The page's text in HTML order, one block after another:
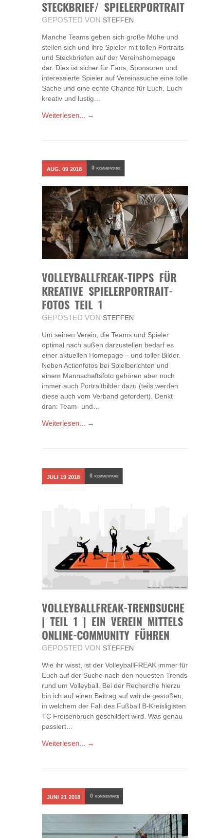
STECKBRIEF/ SPIELERPORTRAIT
GEPOSTED VON STEFFEN
Manche Teams geben sich große Mühe und
stellen sich und ihre Spieler mit tollen Portraits
und Steckbriefen auf der Vereinshomepage
dar. Dies ist sicher für Fans, Sponsoren und
interessierte Spieler auf Vereinssuche eine tolle
Sache und eine echte Chance für Euch, Euch
kreativ und lustig…
Weiterlesen... →
AUG. 09 2018 0 KOMMENTARE
VOLLEYBALLFREAK-TIPPS FÜR
KREATIVE SPIELERPORTRAIT-
FOTOS TEIL 1
GEPOSTED VON STEFFEN
Um seinen Verein, die Teams und Spieler
optimal nach außen darzustellen bedarf es
einer aktuellen Homepage – und toller Bilder.
Neben Actionfotos bei Spielberichten und
einem Mannschaftsfoto gehören aber noch
immer auch Portraitbilder dazu (teils werden
diese auch vom Verband gefordert). Denkt
dran: Team- und…
Weiterlesen... →
JULI 19 2018 0 KOMMENTARE
VOLLEYBALLFREAK-TRENDSUCHE
| TEIL 1 | EIN VEREIN MITTELS
ONLINE-COMMUNITY FÜHREN
GEPOSTED VON STEFFEN
Wie ihr wisst, ist der VolleyballFREAK immer für
Euch auf der Suche nach den neuesten Trends
rund um Volleyball. Bei der Recherche hierzu
bin ich auf einen Beitrag auf wdr.de gestoßen,
in welchem der Fall des Fußball B-Kreisligisten
TC Freisenbruch geschildert wird. Was genau
passiert…
Weiterlesen... →
JUNI 21 2018 0 KOMMENTARE